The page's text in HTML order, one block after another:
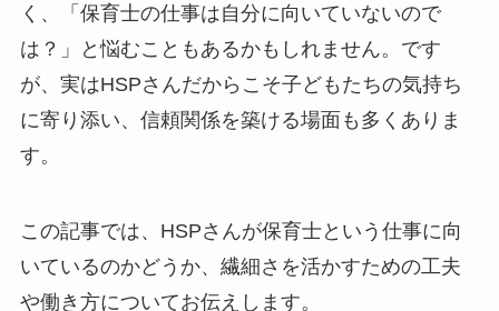
く、「保育士の仕事は自分に向いていないので
は？」と悩むこともあるかもしれません。です
が、実はHSPさんだからこそ子どもたちの気持ち
に寄り添い、信頼関係を築ける場面も多くありま
す。
この記事では、HSPさんが保育士という仕事に向
いているのかどうか、繊細さを活かすための工夫
や働き方についてお伝えします。